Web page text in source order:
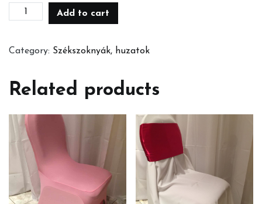
Piros
Add to cart
Category: Székszoknyák, huzatok
Related products